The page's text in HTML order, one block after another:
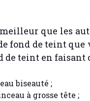
que les
fond de teint
de teint en
biseauté ;
à grosse tête ;